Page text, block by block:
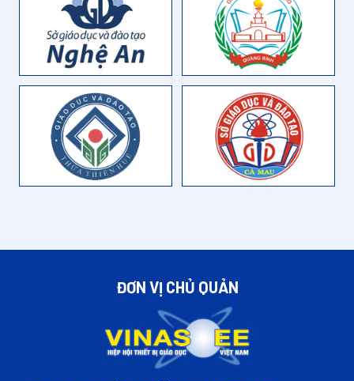
ĐƠN VỊ CHỦ QUẢN